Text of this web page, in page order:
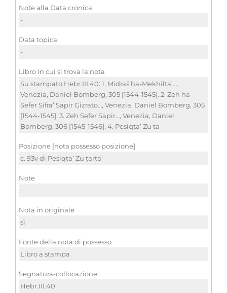
Note alla Data cronica
-
Data topica
-
Libro in cui si trova la nota
Su stampato Hebr.III.40: 1. Midraš ha-Mekhilta’...,
Venezia, Daniel Bomberg, 305 [1544-1545]. 2. Zeh ha-
Sefer Sifra’ Sapir Gizrato…, Venezia, Daniel Bomberg, 305
[1544-1545]. 3. Zeh Sefer Sapir…, Venezia, Daniel
Bomberg, 306 [1545-1546]. 4. Pesiqta’ Zu ṭa
Posizione [nota possesso posizione]
c. 93v di Pesiqta’ Zu ṭarta’
Note
-
Nota in originale
sì
Fonte della nota di possesso
Libro a stampa
Segnatura-collocazione
Hebr.III.40